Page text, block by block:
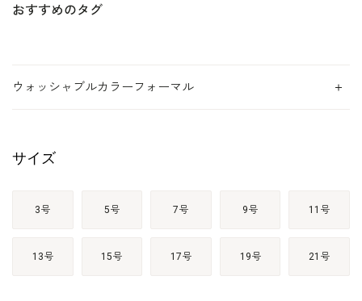
おすすめのタグ
ウォッシャブルカラーフォーマル
サイズ
3号 5号 7号 9号 11号
13号 15号 17号 19号 21号